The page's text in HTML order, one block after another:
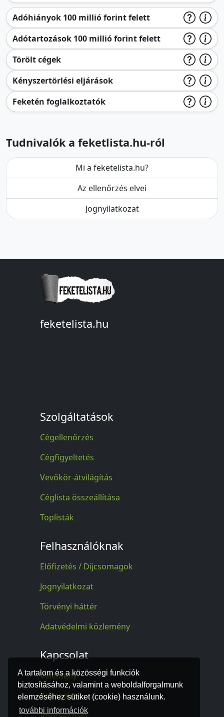
A tartalom és a közösségi funkciók
biztosításához, valamint a weboldalforgalmunk
elemzéséhez sütiket (cookie) használunk.
további információk
Adóhiányok 100 millió forint felett
Adótartozások 100 millió forint felett
Törölt cégek
Kényszertörlési eljárások
Feketén foglalkoztatók
Tudnivalók a feketlista.hu-ról
Mi a feketelista.hu?
Az ellenőrzés elvei
Jognyilatkozat
feketelista.hu
Szolgáltatások
Cégellenőrzés
Cégfigyeltetés
Vevőkör-átvilágítás
Céglista összeállítása
Toplisták
Felhasználóknak
Előfizetés / Díjcsomagok
Jognyilatkozat
Törvényi háttér
Adatvédelmi közlemény
Kapcsolat
Vélemény
Kapcsolat